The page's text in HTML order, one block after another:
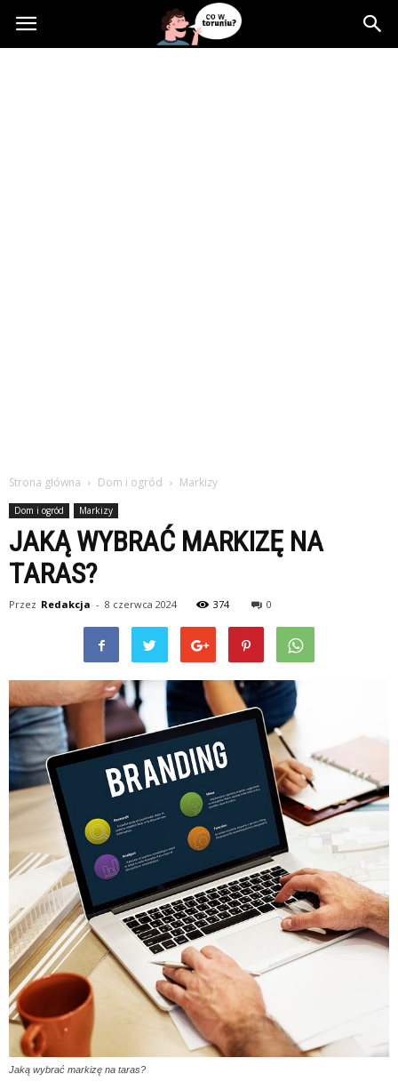
Cowtoruniu.pl
Strona główna Dom i ogród Markizy
Dom i ogród Markizy
JAKĄ WYBRAĆ MARKIZĘ NA
TARAS?
Przez Redakcja - 8 czerwca 2024 374 0
Jaką wybrać markizę na taras?